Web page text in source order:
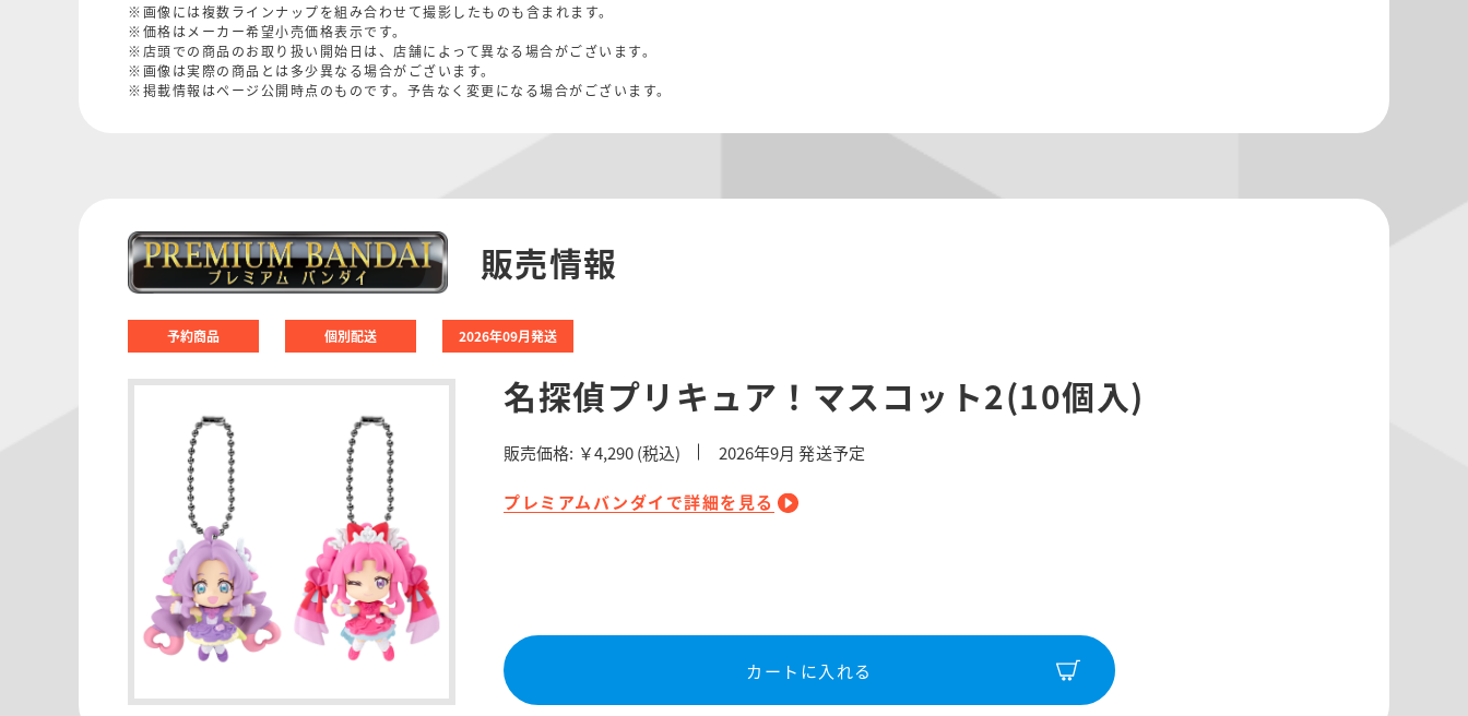
※画像には複数ラインナップを組み合わせて撮影したものも含まれます。
※価格はメーカー希望小売価格表示です。
※店頭での商品のお取り扱い開始日は、店舗によって異なる場合がございます。
※画像は実際の商品とは多少異なる場合がございます。
※掲載情報はページ公開時点のものです。予告なく変更になる場合がございます。
販売情報
予約商品 個別配送 2026年09月発送
名探偵プリキュア！マスコット2(10個入)
販売価格: ￥4,290(税込) 2026年9月 発送予定
プレミアムバンダイで詳細を見る
カートに入れる